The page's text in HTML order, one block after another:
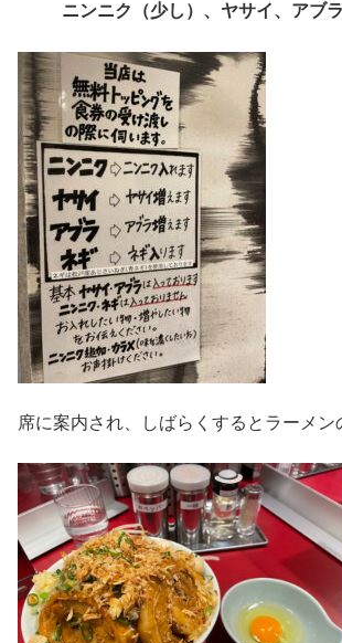
ニンニク（少し）、ヤサイ、アブ
席に案内され、しばらくするとラーメン